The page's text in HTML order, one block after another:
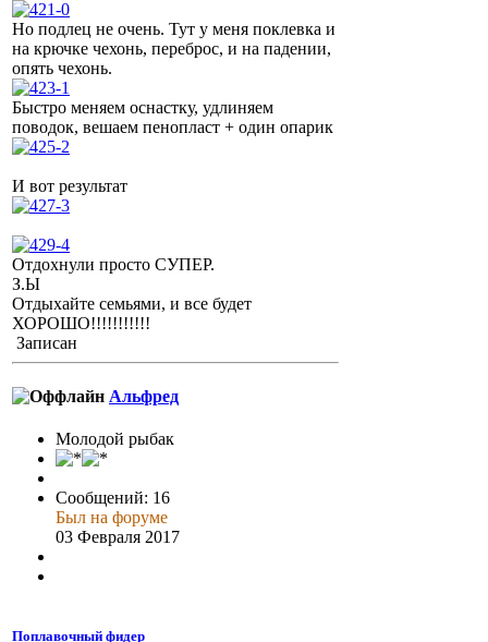
Но подлец не очень. Тут у меня поклевка и
на крючке чехонь, переброс, и на падении,
опять чехонь.
Быстро меняем оснастку, удлиняем
поводок, вешаем пенопласт + один опарик
И вот результат
Отдохнули просто СУПЕР.
З.Ы
Отдыхайте семьями, и все будет
ХОРОШО!!!!!!!!!!!
Записан
Альфред
Молодой рыбак
Сообщений: 16
Был на форуме
03 Февраля 2017
Поплавочный фидер